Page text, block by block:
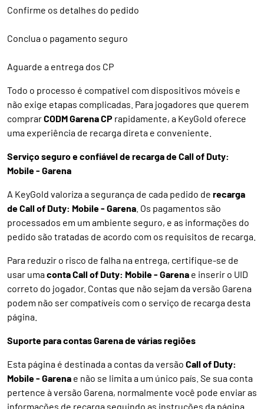
Confirme os detalhes do pedido
Conclua o pagamento seguro
Aguarde a entrega dos CP
Todo o processo é compatível com dispositivos móveis e
não exige etapas complicadas. Para jogadores que querem
comprarCODM Garena CP rapidamente, a KeyGold oferece
uma experiência de recarga direta e conveniente.
Serviço seguro e confiável de recarga de Call of Duty:
Mobile - Garena
A KeyGold valoriza a segurança de cada pedido de recarga
de Call of Duty: Mobile - Garena . Os pagamentos são
processados em um ambiente seguro, e as informações do
pedido são tratadas de acordo com os requisitos de recarga.
Para reduzir o risco de falha na entrega, certifique-se de
usar umaconta Call of Duty: Mobile - Garena e inserir o UID
correto do jogador. Contas que não sejam da versão Garena
podem não ser compatíveis com o serviço de recarga desta
página.
Suporte para contas Garena de várias regiões
Esta página é destinada a contas da versão Call of Duty:
Mobile - Garena e não se limita a um único país. Se sua conta
pertence à versão Garena, normalmente você pode enviar as
informações de recarga seguindo as instruções da página.